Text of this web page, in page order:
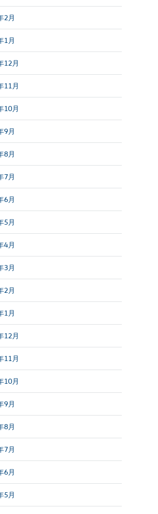
2月
1月
12月
11月
10月
9月
8月
7月
6月
5月
4月
3月
2月
1月
12月
11月
10月
9月
8月
7月
6月
5月